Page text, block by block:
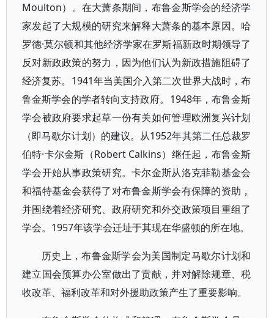
Moulton）。在大萧条期间，布鲁金斯学会的经济学
家发起了大规模的研究来解释大萧条的基本原因。哈
罗德·莫尔顿和其他经济学家在罗斯福新政时期领导了
反对新政政策的努力，因为他们认为新政措施阻碍了
经济复苏。1941年当美国介入第二次世界大战时，布
鲁金斯学会的学者转向支持政府。1948年，布鲁金斯
学会被政府要求起草一份有关如何管理欧洲复兴计划
（即马歇尔计划）的建议。从1952年其第二任总裁罗
伯特·卡尔金斯（Robert Calkins）继任起，布鲁金斯
学会开始从事政策研究。卡尔金斯从洛克菲勒基金会
和福特基金会获得了对布鲁金斯学会有保障的资助，
并围绕着经济研究、政府研究和外交政策项目重组了
学会。1957年该学会迁址于其现在华盛顿的所在地。
历史上，布鲁金斯学会为美国制定马歇尔计划和
建立国会预算办公室做出了贡献，并对解除规章、税
收改革、福利改革和对外援助政策产生了重要影响。